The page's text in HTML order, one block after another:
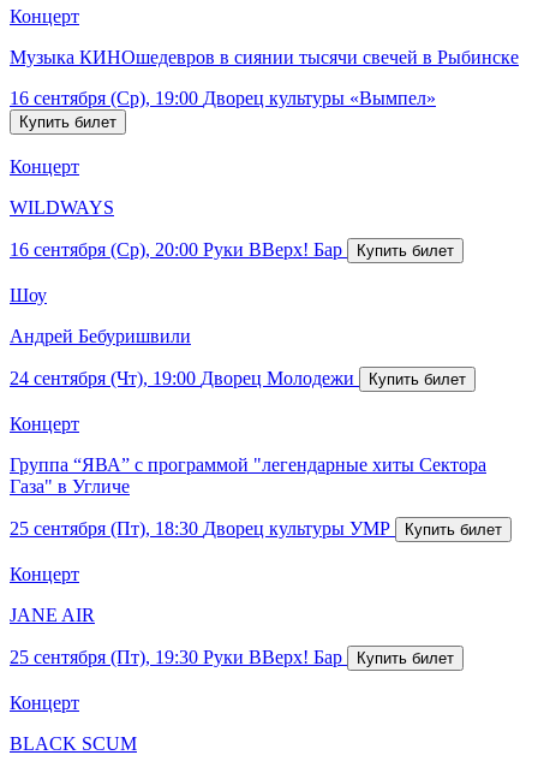
Концерт
Музыка КИНОшедевров в сиянии тысячи свечей в Рыбинске
16 сентября (Ср), 19:00 Дворец культуры «Вымпел»
Концерт
WILDWAYS
16 сентября (Ср), 20:00 Руки ВВерх! Бар
Шоу
Андрей Бебуришвили
24 сентября (Чт), 19:00 Дворец Молодежи
Концерт
Группа “ЯВА” с программой "легендарные хиты Сектора
Газа" в Угличе
25 сентября (Пт), 18:30 Дворец культуры УМР
Концерт
JANE AIR
25 сентября (Пт), 19:30 Руки ВВерх! Бар
Концерт
BLACK SCUM